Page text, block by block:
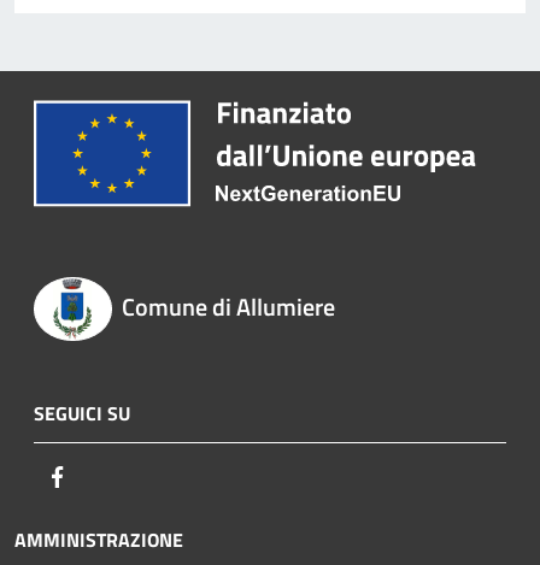
Comune di Allumiere
SEGUICI SU
AMMINISTRAZIONE